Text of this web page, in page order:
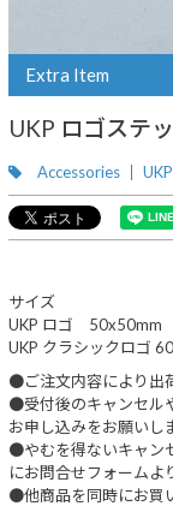
Extra Item
UKP ロゴステ
Accessories
サイズ
UKP ロゴ 50x50mm
UKP クラシックロゴ
●ご注文内容により出
●受付後のキャンセル
お申し込みをお願いし
●やむを得ないキャン
にお問合せフォームよ
●他商品を同時にお買